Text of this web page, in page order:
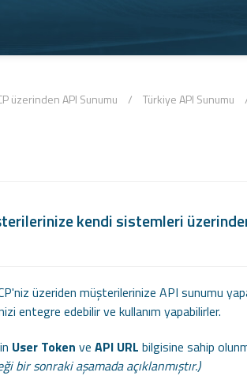
üzerinden API Sunumu / Türkiye API Sunumu
kendi sistemleri
üzeriden müşterilerinize API sunumu
entegre edebilir ve kullanım yapabilirler.
User Token ve API URL bilgisine sahip
bir sonraki aşamada açıklanmıştır.)